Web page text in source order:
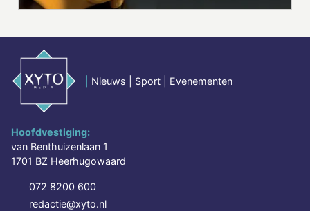
Nieuws | Sport | Evenementen
Hoofdvestiging:
van Benthuizenlaan 1
1701 BZ Heerhugowaard
072 8200 600
redactie@xyto.nl